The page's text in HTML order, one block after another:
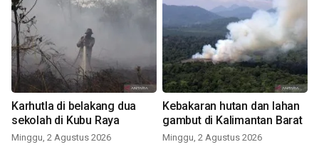
Karhutla di belakang dua
sekolah di Kubu Raya
Minggu, 2 Agustus 2026
Kebakaran hutan dan lahan
gambut di Kalimantan Barat
Minggu, 2 Agustus 2026